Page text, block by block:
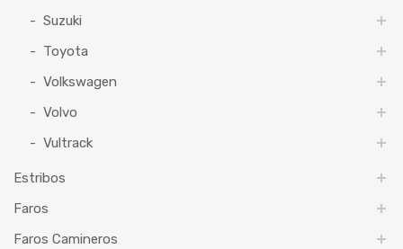
Suzuki
Toyota
Volkswagen
Volvo
Vultrack
Estribos
Faros
Faros Camineros